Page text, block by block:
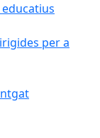
educatius
per a